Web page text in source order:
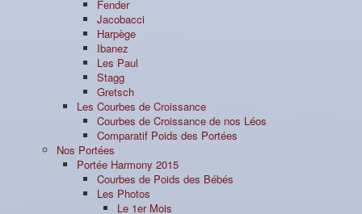
Fender
Jacobacci
Harpège
Ibanez
Les Paul
Stagg
Gretsch
Les Courbes de Croissance
Courbes de Croissance de nos Léos
Comparatif Poids des Portées
Nos Portées
Portée Harmony 2015
Courbes de Poids des Bébés
Les Photos
Le 1er Mois